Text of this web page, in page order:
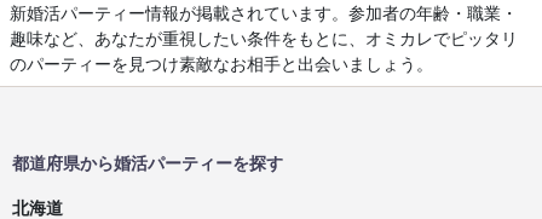
新婚活パーティー情報が掲載されています。参加者の年齢・職業・
趣味など、あなたが重視したい条件をもとに、オミカレでピッタリ
のパーティーを見つけ素敵なお相手と出会いましょう。
都道府県から婚活パーティーを探す
北海道